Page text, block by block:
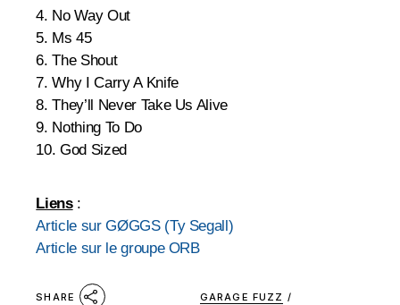
4. No Way Out
5. Ms 45
6. The Shout
7. Why I Carry A Knife
8. They’ll Never Take Us Alive
9. Nothing To Do
10. God Sized
Liens:
Article sur GØGGS (Ty Segall)
Article sur le groupe ORB
SHARE GARAGE FUZZ /